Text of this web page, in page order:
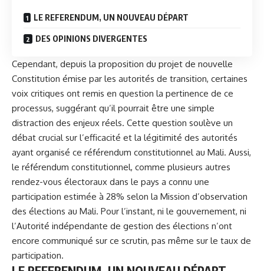
LE REFERENDUM, UN NOUVEAU DÉPART
DES OPINIONS DIVERGENTES
Cependant, depuis la proposition du projet de nouvelle
Constitution émise par les autorités de transition, certaines
voix critiques ont remis en question la pertinence de ce
processus, suggérant qu’il pourrait être une simple
distraction des enjeux réels. Cette question soulève un
débat crucial sur l’efficacité et la légitimité des autorités
ayant organisé ce référendum constitutionnel au Mali. Aussi,
le référendum constitutionnel, comme plusieurs autres
rendez-vous électoraux dans le pays a connu une
participation estimée à 28% selon la Mission d’observation
des élections au Mali. Pour l’instant, ni le gouvernement, ni
l’Autorité indépendante de gestion des élections n’ont
encore communiqué sur ce scrutin, pas même sur le taux de
participation.